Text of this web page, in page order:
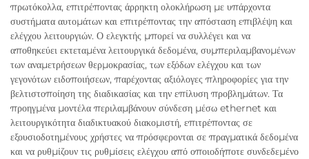
πρωτόκολλα, επιτρέποντας άρρηκτη ολοκλήρωση με υπάρχοντα
συστήματα αυτομάτων και επιτρέποντας την απόσταση επιβλέψη και
ελέγχου λειτουργιών. Ο ελεγκτής μπορεί να συλλέγει και να
αποθηκεύει εκτεταμένα λειτουργικά δεδομένα, συμπεριλαμβανομένων
των αναμετρήσεων θερμοκρασίας, των εξόδων ελέγχου και των
γεγονότων ειδοποιήσεων, παρέχοντας αξιόλογες πληροφορίες για την
βελτιστοποίηση της διαδικασίας και την επίλυση προβλημάτων. Τα
προηγμένα μοντέλα περιλαμβάνουν σύνδεση μέσω ethernet και
λειτουργικότητα διαδικτυακού διακομιστή, επιτρέποντας σε
εξουσιοδοτημένους χρήστες να πρόσφερονται σε πραγματικά δεδομένα
και να ρυθμίζουν τις ρυθμίσεις ελέγχου από οποιοδήποτε συνδεδεμένο